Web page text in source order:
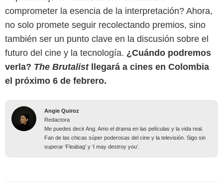
comprometer la esencia de la interpretación? Ahora,
no solo promete seguir recolectando premios, sino
también ser un punto clave en la discusión sobre el
futuro del cine y la tecnología. ¿Cuándo podremos
verla? The Brutalistllegará a cines en Colombia
el próximo 6 de febrero.
Angie Quiroz
Redactora
Me puedes decir Ang. Amo el drama en las películas y la vida real.
Fan de las chicas súper poderosas del cine y la televisión. Sigo sin
superar ‘Fleabag’ y ‘I may destroy you’.